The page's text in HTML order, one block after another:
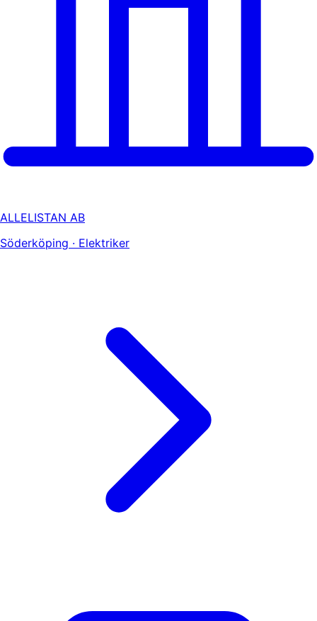
ALLELISTAN AB
Söderköping · Elektriker